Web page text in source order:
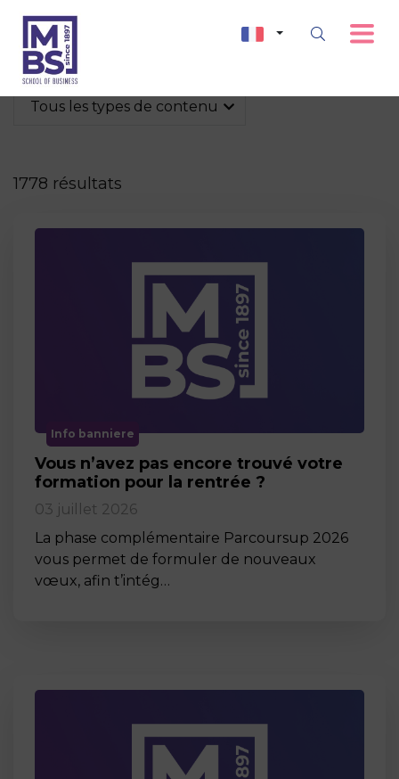
Tous les types de contenu
1778 résultats
Info banniere
Vous n’avez pas encore trouvé votre
formation pour la rentrée ?
03 juillet 2026
La phase complémentaire Parcoursup 2026
vous permet de formuler de nouveaux
vœux, afin t’intég…